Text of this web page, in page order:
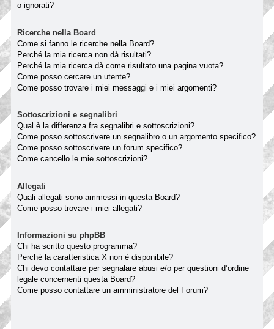
o ignorati?
Ricerche nella Board
Come si fanno le ricerche nella Board?
Perché la mia ricerca non dà risultati?
Perché la mia ricerca dà come risultato una pagina vuota?
Come posso cercare un utente?
Come posso trovare i miei messaggi e i miei argomenti?
Sottoscrizioni e segnalibri
Qual è la differenza fra segnalibri e sottoscrizioni?
Come posso sottoscrivere un segnalibro o un argomento specifico?
Come posso sottoscrivere un forum specifico?
Come cancello le mie sottoscrizioni?
Allegati
Quali allegati sono ammessi in questa Board?
Come posso trovare i miei allegati?
Informazioni su phpBB
Chi ha scritto questo programma?
Perché la caratteristica X non è disponibile?
Chi devo contattare per segnalare abusi e/o per questioni d’ordine
legale concernenti questa Board?
Come posso contattare un amministratore del Forum?